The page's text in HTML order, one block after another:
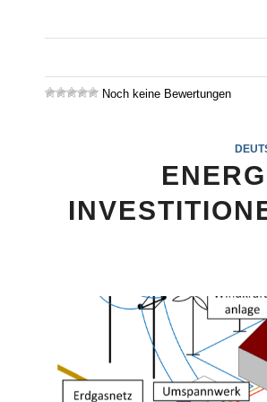
Noch keine Bewertungen